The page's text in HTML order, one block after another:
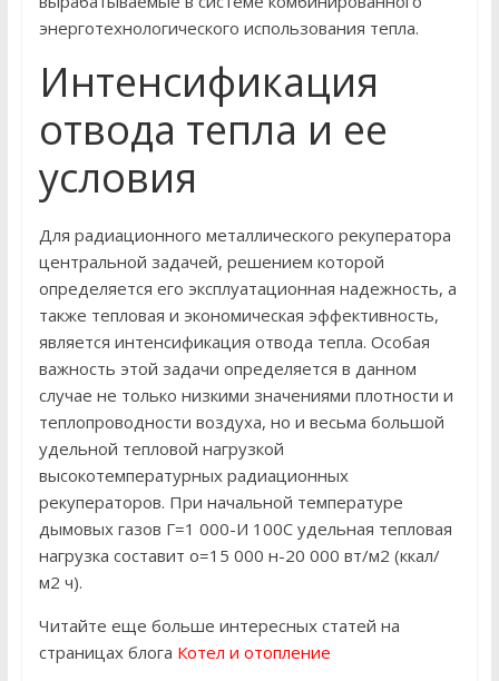
энерготехнологического использования тепла.
Интенсификация
отвода тепла и ее
условия
Для радиационного металлического рекуператора
центральной задачей, решением которой
определяется его эксплуатационная надежность, а
также тепловая и экономическая эффективность,
является интенсификация отвода тепла. Особая
важность этой задачи определяется в данном
случае не только низкими значениями плотности и
теплопроводности воздуха, но и весьма большой
удельной тепловой нагрузкой
высокотемпературных радиационных
рекуператоров. При начальной температуре
дымовых газов Г=1 000-И 100С удельная тепловая
нагрузка составит о=15 000 н-20 000 вт/м2 (ккал/
м2 ч).
Читайте еще больше интересных статей на
страницах блога Котел и отопление